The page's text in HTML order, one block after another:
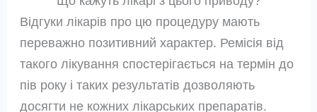
Відгуки лікарів про цю процедуру мають
переважно позитивний характер. Ремісія від
такого лікування спостерігається на термін до
пів року і таких результатів дозволяють
досягти не кожних лікарських препаратів.